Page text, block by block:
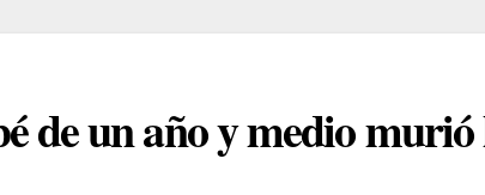
de un año y medio